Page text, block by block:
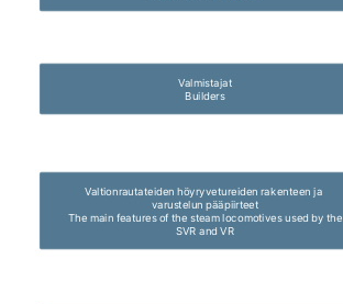
Valmistajat
Builders
Valtionrautateiden höyryvetureiden rakenteen ja
varustelun pääpiirteet
The main features of the steam locomotives used by the
SVR and VR